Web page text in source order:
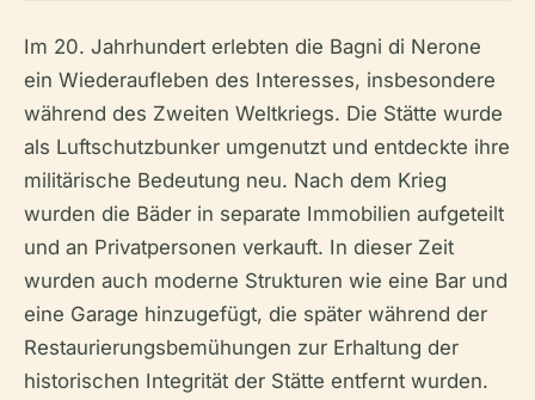
Im 20. Jahrhundert erlebten die Bagni di Nerone
ein Wiederaufleben des Interesses, insbesondere
während des Zweiten Weltkriegs. Die Stätte wurde
als Luftschutzbunker umgenutzt und entdeckte ihre
militärische Bedeutung neu. Nach dem Krieg
wurden die Bäder in separate Immobilien aufgeteilt
und an Privatpersonen verkauft. In dieser Zeit
wurden auch moderne Strukturen wie eine Bar und
eine Garage hinzugefügt, die später während der
Restaurierungsbemühungen zur Erhaltung der
historischen Integrität der Stätte entfernt wurden.